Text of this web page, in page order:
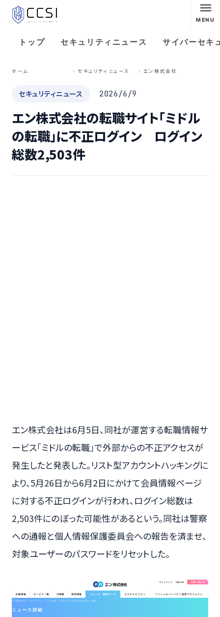
MENU
トップ セキュリティニュース サイバーセキ
ホーム セキュリティニュース
セキュリティニュース 2026/6/9
エン株式会社の転職サイト「ミドル
の転職」に不正ログイン ログイン
総数2,503件
エン株式会社は6月5日、同社が運営する転職情報サ
ービス「ミドルの転職」で外部からの不正アクセスが
発生したと発表した。リスト型アカウントハッキングに
より、5月26日から6月2日にかけて会員情報ページ
に対する不正ログインが行われ、ログイン総数は
2,503件にのぼった可能性があるという。同社は警察
への通報と個人情報保護委員会への報告を済ませ、
対象ユーザーのパスワードをリセットした。